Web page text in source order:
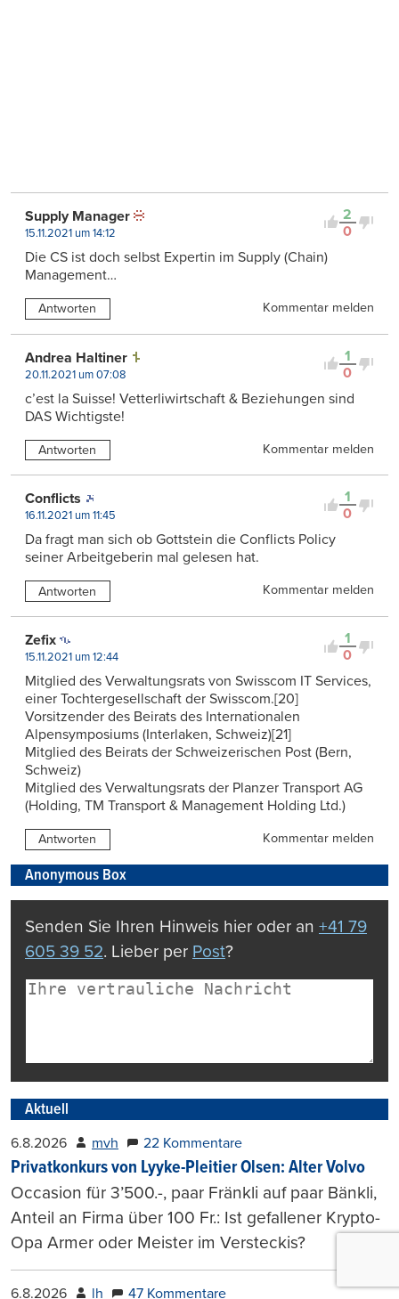
2
0
Supply Manager
15.11.2021 um 14:12
Die CS ist doch selbst Expertin im Supply (Chain)
Management…
Antworten Kommentar melden
1
0
Andrea Haltiner
20.11.2021 um 07:08
c’est la Suisse! Vetterliwirtschaft & Beziehungen sind
DAS Wichtigste!
Antworten Kommentar melden
1
0
Conflicts
16.11.2021 um 11:45
Da fragt man sich ob Gottstein die Conflicts Policy
seiner Arbeitgeberin mal gelesen hat.
Antworten Kommentar melden
1
0
Zefix
15.11.2021 um 12:44
Mitglied des Verwaltungsrats von Swisscom IT Services,
einer Tochtergesellschaft der Swisscom.[20]
Vorsitzender des Beirats des Internationalen
Alpensymposiums (Interlaken, Schweiz)[21]
Mitglied des Beirats der Schweizerischen Post (Bern,
Schweiz)
Mitglied des Verwaltungsrats der Planzer Transport AG
(Holding, TM Transport & Management Holding Ltd.)
Antworten Kommentar melden
Anonymous Box
Senden Sie Ihren Hinweis hier oder an +41 79
605 39 52. Lieber per Post?
Aktuell
6.8.2026 mvh 22 Kommentare
Privatkonkurs von Lyyke-Pleitier Olsen: Alter Volvo
Occasion für 3’500.-, paar Fränkli auf paar Bänkli,
Anteil an Firma über 100 Fr.: Ist gefallener Krypto-
Opa Armer oder Meister im Versteckis?
6.8.2026 lh 47 Kommentare